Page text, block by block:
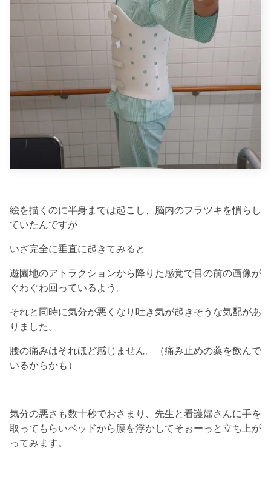
絵を描くのに半身までは起こし、脳内のフラツキを慣らし
ていたんですが
いざ完全に垂直に起きてみると
遊園地のアトラクションから降りた感覚で目の前の画像が
ぐわぐわ回っているよう。
それと同時に気分が悪くなり吐き気が起きそうな気配があ
りました。
腰の痛みはそれほど感じません。（痛み止めの薬を飲んで
いるからかも）
気分の悪さも数十秒でおさまり、先生と看護婦さんに手を
取ってもらいベッドから腰を浮かしてそぉーっと立ち上が
ってみます。